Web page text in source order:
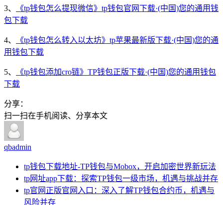
3、
《tp钱包怎么提现微信》tp钱包官网下载·(中国)您的通用钱
包下载
4、
《tp钱包怎么转入以太坊》tp苹果最新版下载·(中国)您的通
用钱包下载
5、
《tp钱包添加cro链》TP钱包正版下载·(中国)您的通用钱包
下载
分享：
扫一扫在手机阅读、分享本文
qbadmin
tp钱包下载地址-TP钱包与Mobox，开启加密世界新玩法
tp网址app下载：探索TP钱包一级市场，机遇与挑战并存
tp官网正版官网入口：深入了解TP钱包合约币，机遇与
风险并存